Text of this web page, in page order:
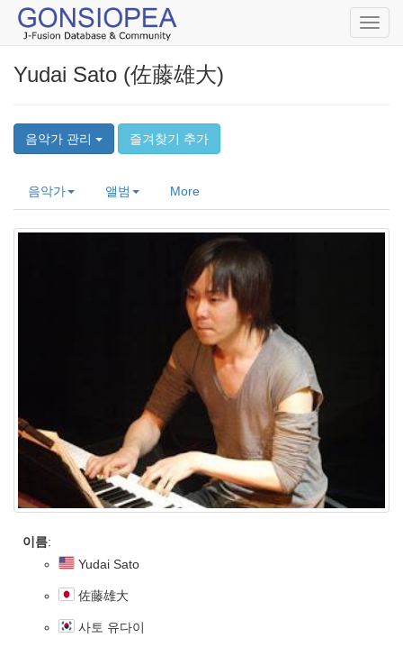
Yudai Sato (佐藤雄大)
음악가 관리 즐겨찾기 추가
음악가 앨범 More
이름:
Yudai Sato
佐藤雄大
사토 유다이